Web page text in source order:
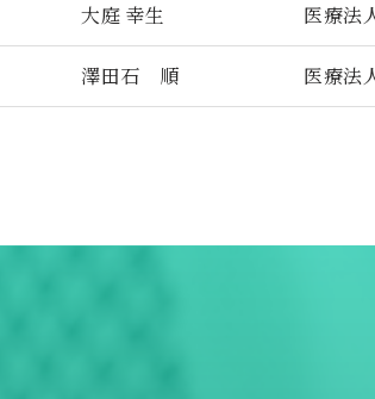
大庭 幸生 医療法
澤田石 順 医療法